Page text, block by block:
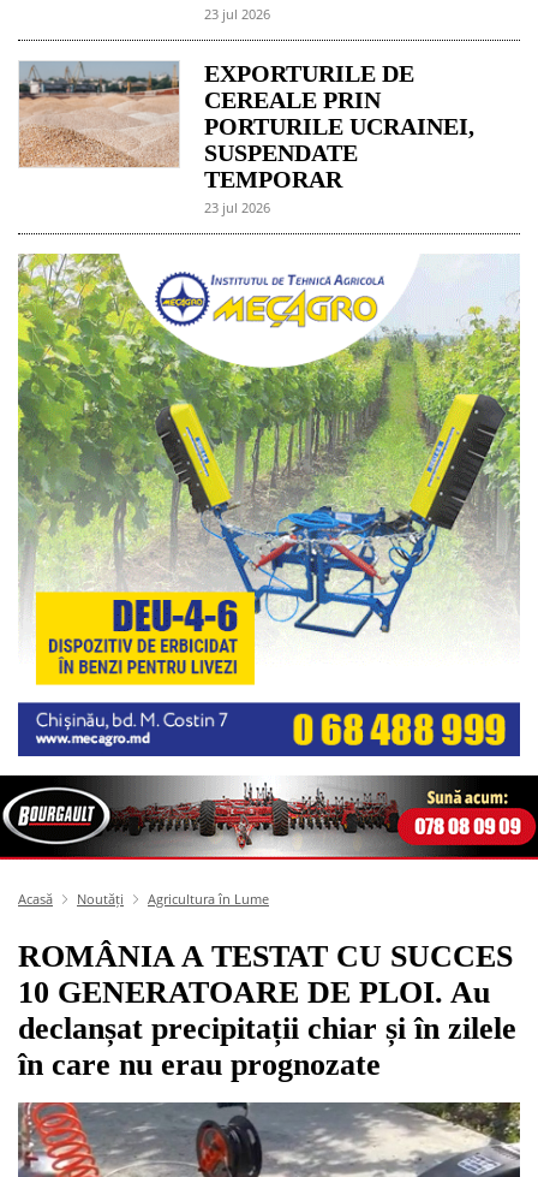
23 jul 2026
EXPORTURILE DE
CEREALE PRIN
PORTURILE UCRAINEI,
SUSPENDATE
TEMPORAR
23 jul 2026
Acasă Noutăți Agricultura în Lume
ROMÂNIA A TESTAT CU SUCCES
10 GENERATOARE DE PLOI. Au
declanșat precipitații chiar și în zilele
în care nu erau prognozate